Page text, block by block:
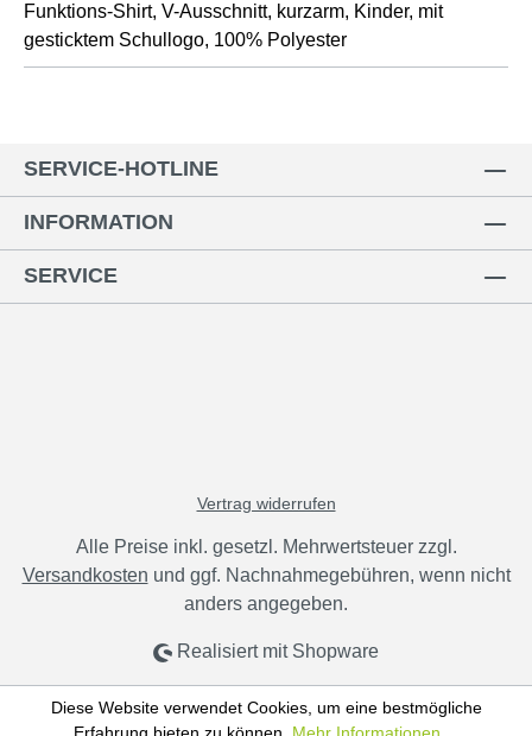
Funktions-Shirt, V-Ausschnitt, kurzarm, Kinder, mit
gesticktem Schullogo, 100% Polyester
SERVICE-HOTLINE
INFORMATION
SERVICE
Vertrag widerrufen
Alle Preise inkl. gesetzl. Mehrwertsteuer zzgl.
Versandkosten und ggf. Nachnahmegebühren, wenn nicht
anders angegeben.
Realisiert mit Shopware
Diese Website verwendet Cookies, um eine bestmögliche